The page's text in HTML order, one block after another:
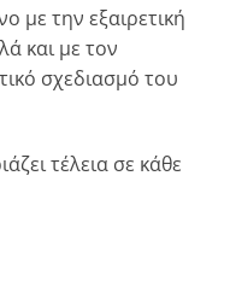
με την εξαιρετική
και με τον
σχεδιασμό του
τέλεια σε κάθε